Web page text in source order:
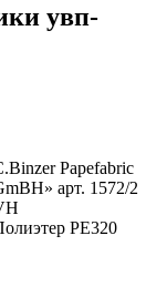
увп-
Papefabric
арт. 1572/2
PE320